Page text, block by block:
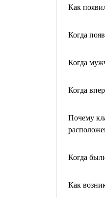
Как
Когда
Когда
Когда
Почему
Когда
Как